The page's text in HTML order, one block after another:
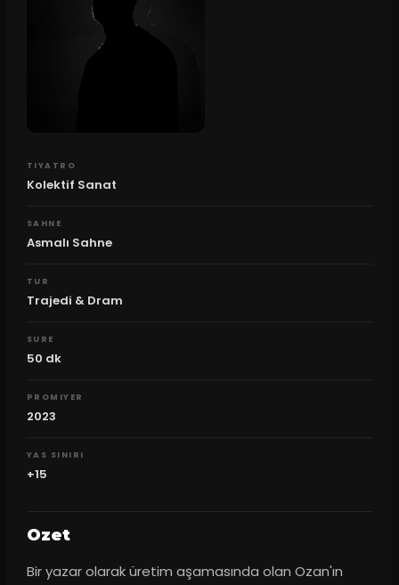
TIYATRO
Kolektif Sanat
SAHNE
Asmalı Sahne
TUR
Trajedi & Dram
SURE
50 dk
PROMIYER
2023
YAS SINIRI
+15
Ozet
Bir yazar olarak üretim aşamasında olan Ozan'ın